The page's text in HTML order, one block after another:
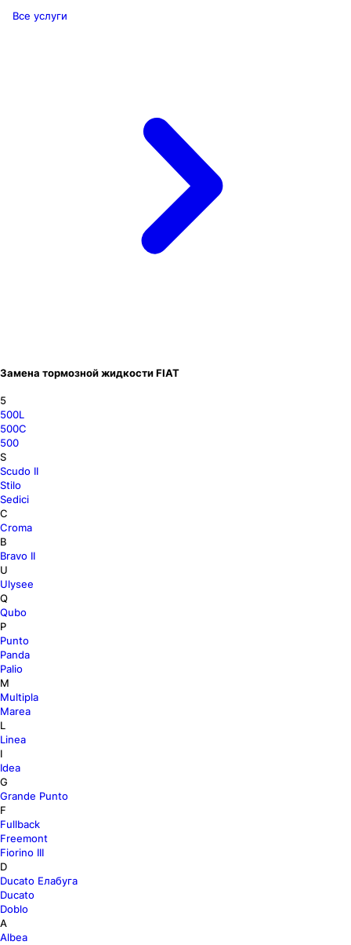
Все услуги
Замена тормозной жидкости FIAT
5
500L
500C
500
S
Scudo II
Stilo
Sedici
C
Croma
B
Bravo II
U
Ulysee
Q
Qubo
P
Punto
Panda
Palio
M
Multipla
Marea
L
Linea
I
Idea
G
Grande Punto
F
Fullback
Freemont
Fiorino III
D
Ducato Елабуга
Ducato
Doblo
A
Albea